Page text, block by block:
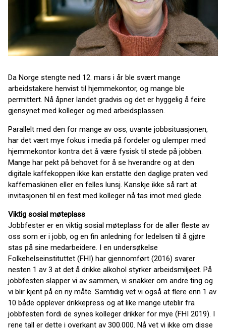
Da Norge stengte ned 12. mars i år ble svært mange
arbeidstakere henvist til hjemmekontor, og mange ble
permittert. Nå åpner landet gradvis og det er hyggelig å feire
gjensynet med kolleger og med arbeidsplassen.
Parallelt med den for mange av oss, uvante jobbsituasjonen,
har det vært mye fokus i media på fordeler og ulemper med
hjemmekontor kontra det å være fysisk til stede på jobben.
Mange har pekt på behovet for å se hverandre og at den
digitale kaffekoppen ikke kan erstatte den daglige praten ved
kaffemaskinen eller en felles lunsj. Kanskje ikke så rart at
invitasjonen til en fest med kolleger nå tas imot med glede.
Viktig sosial møteplass
Jobbfester er en viktig sosial møteplass for de aller fleste av
oss som er i jobb, og en fin anledning for ledelsen til å gjøre
stas på sine medarbeidere. I en undersøkelse
Folkehelseinstituttet (FHI) har gjennomført (2016) svarer
nesten 1 av 3 at det å drikke alkohol styrker arbeidsmiljøet. På
jobbfesten slapper vi av sammen, vi snakker om andre ting og
vi blir kjent på en ny måte. Samtidig vet vi også at flere enn 1 av
10 både opplever drikkepress og at like mange uteblir fra
jobbfesten fordi de synes kolleger drikker for mye (FHI 2019). I
rene tall er dette i overkant av 300.000. Nå vet vi ikke om disse